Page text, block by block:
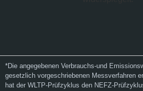
*Die angegebenen Verbrauchs-und
gesetzlich vorgeschriebenen Messverfahren
hat der WLTP-Prüfzyklus den NEFZ-